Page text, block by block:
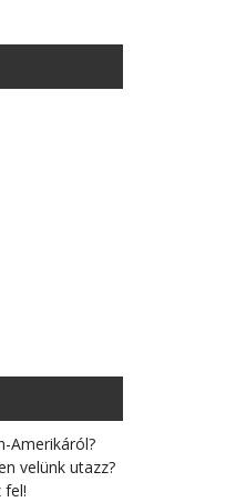
Amerikáról?
velünk utazz?
fel!